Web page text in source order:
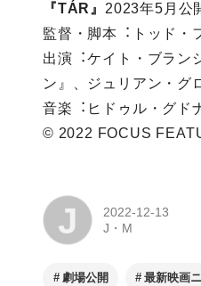
『TÁR』 2023年5月公
監督・脚本︓トッド・
出演︓ケイト・ブラン
ン』、ジュリアン・グ
⾳楽︓ヒドゥル・グド
© 2022 FOCUS
J
2022-12-13
J・M
劇場公開 最新映画